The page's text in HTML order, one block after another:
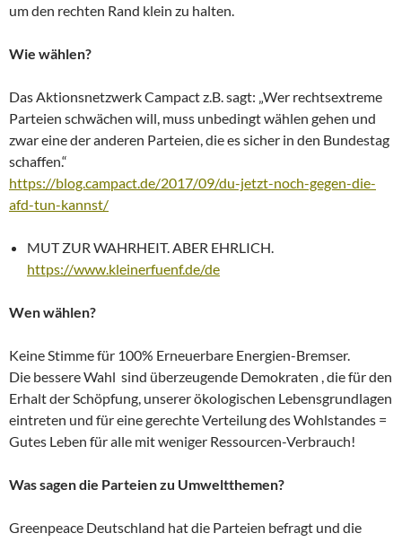
um den rechten Rand klein zu halten.
Wie wählen?
Das Aktionsnetzwerk Campact z.B. sagt: „Wer rechtsextreme
Parteien schwächen will, muss unbedingt wählen gehen und
zwar eine der anderen Parteien, die es sicher in den Bundestag
schaffen.“
https://blog.campact.de/2017/09/du-jetzt-noch-gegen-die-
afd-tun-kannst/
MUT ZUR WAHRHEIT. ABER EHRLICH.
https://www.kleinerfuenf.de/de
Wen wählen?
Keine Stimme für 100% Erneuerbare Energien-Bremser.
Die bessere Wahl sind überzeugende Demokraten , die für den
Erhalt der Schöpfung, unserer ökologischen Lebensgrundlagen
eintreten und für eine gerechte Verteilung des Wohlstandes =
Gutes Leben für alle mit weniger Ressourcen-Verbrauch!
Was sagen die Parteien zu Umweltthemen?
Greenpeace Deutschland hat die Parteien befragt und die